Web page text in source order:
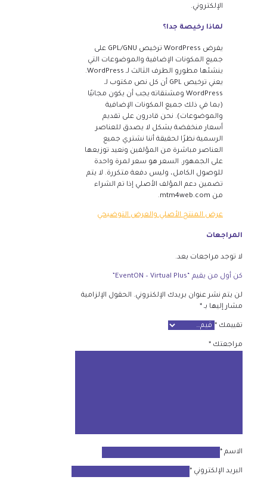
الإلكتروني.
لماذا رخيصة جدا؟
يفرض WordPress ترخيص GPL/GNU على
جميع المكونات الإضافية والموضوعات التي
ينشئها مطورو الطرف الثالث لـ WordPress.
يعني ترخيص GPL أن كل نص مكتوب لـ
WordPress ومشتقاته يجب أن يكون مجانيًا
(بما في ذلك جميع المكونات الإضافية
والموضوعات). نحن قادرون على تقديم
أسعار منخفضة بشكل لا يصدق للعناصر
الرسمية نظرًا لحقيقة أننا نشتري جميع
العناصر مباشرة من المؤلفين ونعيد توزيعها
على الجمهور. السعر هو سعر لمرة واحدة
للوصول الكامل، وليس دفعة متكررة. لا يتم
تضمين دعم المؤلف الأصلي إذا تم الشراء
من mtm4web.com.
عرض المنتج الأصلي والعرض التوضيحي
المراجعات
لا توجد مراجعات بعد.
كن أول من يقيم “EventON – Virtual Plus”
لن يتم نشر عنوان بريدك الإلكتروني.
الحقول الإلزامية
مشار إليها بـ *
تقييمك *
مراجعتك *
الاسم *
البريد الإلكتروني *